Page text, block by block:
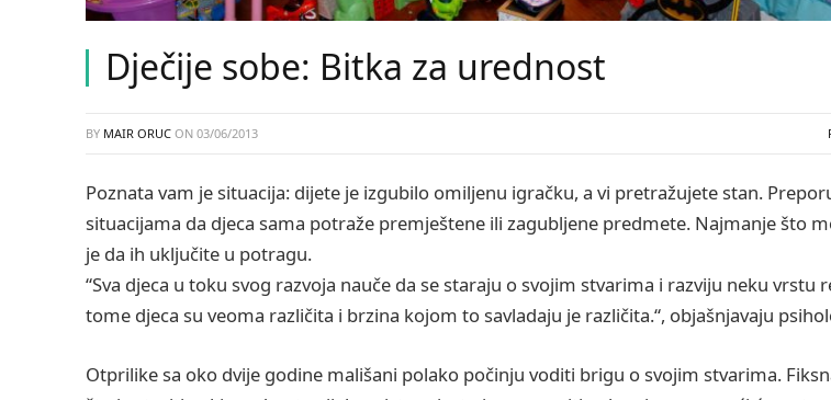
Dječije sobe: Bitka za urednost
BY MAIR ORUC ON 03/06/2013
Poznata vam je situacija: dijete je izgubilo omiljenu igračku, a vi pretražujete stan.
situacijama da djeca sama potraže premještene ili zagubljene predmete. Najmanje što
je da ih uključite u potragu.
“Sva djeca u toku svog razvoja nauče da se staraju o svojim stvarima i razviju neku vrstu
tome djeca su veoma različita i brzina kojom to savladaju je različita.“, objašnjavaju
Otprilike sa oko dvije godine mališani polako počinju voditi brigu o svojim stvarima.